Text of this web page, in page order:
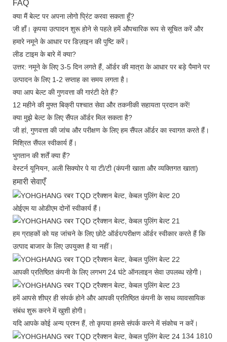
FAQ
क्या मैं बेल्ट पर अपना लोगो प्रिंट करवा सकता हूँ?
जी हाँ। कृपया उत्पादन शुरू होने से पहले हमें औपचारिक रूप से सूचित करें और
हमारे नमूने के आधार पर डिज़ाइन की पुष्टि करें।
लीड टाइम के बारे में क्या?
उत्तर: नमूने के लिए 3-5 दिन लगते हैं, ऑर्डर की मात्रा के आधार पर बड़े पैमाने पर
उत्पादन के लिए 1-2 सप्ताह का समय लगता है।
क्या आप बेल्ट की गुणवत्ता की गारंटी देते हैं?
12 महीने की मुफ्त बिक्री पश्चात सेवा और तकनीकी सहायता प्रदान करें!
क्या मुझे बेल्ट के लिए सैंपल ऑर्डर मिल सकता है?
जी हां, गुणवत्ता की जांच और परीक्षण के लिए हम सैंपल ऑर्डर का स्वागत करते हैं।
मिश्रित सैंपल स्वीकार्य हैं।
भुगतान की शर्तें क्या हैं?
वेस्टर्न यूनियन, अली सिक्योर पे या टी/टी (कंपनी खाता और व्यक्तिगत खाता)
हमारी सेवाएँ
ओईएम या ओडीएम दोनों स्वीकार्य हैं।
हम ग्राहकों को यह जांचने के लिए छोटे ऑर्डर/परीक्षण ऑर्डर स्वीकार करते हैं कि
उत्पाद बाजार के लिए उपयुक्त है या नहीं।
आपकी प्रतिष्ठित कंपनी के लिए लगभग 24 घंटे ऑनलाइन सेवा उपलब्ध रहेगी।
हमें आपसे शीघ्र ही संपर्क होने और आपकी प्रतिष्ठित कंपनी के साथ व्यावसायिक
संबंध शुरू करने में खुशी होगी।
यदि आपके कोई अन्य प्रश्न हैं, तो कृपया हमसे संपर्क करने में संकोच न करें।
134 1810